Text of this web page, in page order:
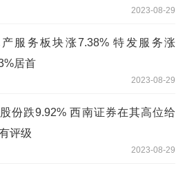
2023-08-29
产服务板块涨7.38% 特发服务涨
居首
2023-08-29
份跌9.92% 西南证券在其高位给
评级
2023-08-29